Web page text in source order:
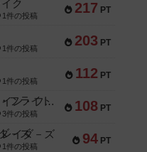
217 PT
ク
1件の投稿
203 PT
1件の投稿
112 PT
1件の投稿
108 PT
ファースト・イン・フライト
3件の投稿
94 PT
イダ－ズ
1件の投稿